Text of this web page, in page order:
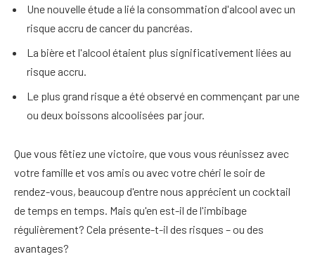
Une nouvelle étude a lié la consommation d'alcool avec un
risque accru de cancer du pancréas.
La bière et l'alcool étaient plus significativement liées au
risque accru.
Le plus grand risque a été observé en commençant par une
ou deux boissons alcoolisées par jour.
Que vous fêtiez une victoire, que vous vous réunissez avec
votre famille et vos amis ou avec votre chéri le soir de
rendez-vous, beaucoup d'entre nous apprécient un cocktail
de temps en temps. Mais qu'en est-il de l'imbibage
régulièrement? Cela présente-t-il des risques – ou des
avantages?